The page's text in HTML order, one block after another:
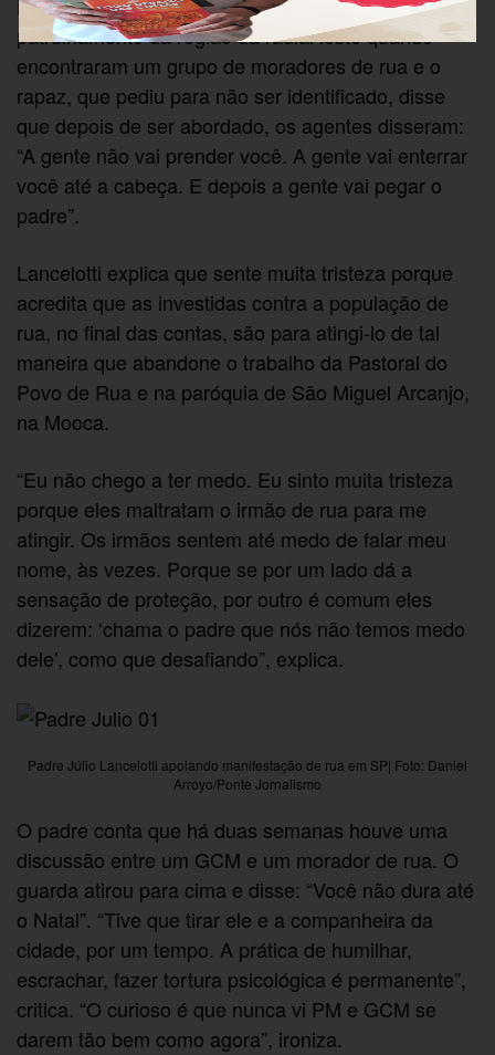
patrulhamento da região da radial leste quando
encontraram um grupo de moradores de rua e o
rapaz, que pediu para não ser identificado, disse
que depois de ser abordado, os agentes disseram:
“A gente não vai prender você. A gente vai enterrar
você até a cabeça. E depois a gente vai pegar o
padre”.
Lancelotti explica que sente muita tristeza porque
acredita que as investidas contra a população de
rua, no final das contas, são para atingi-lo de tal
maneira que abandone o trabalho da Pastoral do
Povo de Rua e na paróquia de São Miguel Arcanjo,
na Mooca.
“Eu não chego a ter medo. Eu sinto muita tristeza
porque eles maltratam o irmão de rua para me
atingir. Os irmãos sentem até medo de falar meu
nome, às vezes. Porque se por um lado dá a
sensação de proteção, por outro é comum eles
dizerem: ‘chama o padre que nós não temos medo
dele’, como que desafiando”, explica.
Padre Júlio Lancelotti apoiando manifestação de rua em SP| Foto: Daniel
Arroyo/Ponte Jornalismo
O padre conta que há duas semanas houve uma
discussão entre um GCM e um morador de rua. O
guarda atirou para cima e disse: “Você não dura até
o Natal”. “Tive que tirar ele e a companheira da
cidade, por um tempo. A prática de humilhar,
escrachar, fazer tortura psicológica é permanente”,
critica. “O curioso é que nunca vi PM e GCM se
darem tão bem como agora”, ironiza.